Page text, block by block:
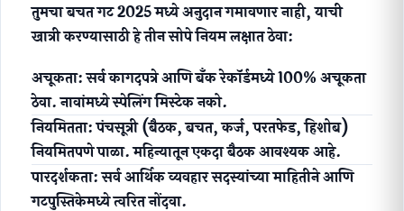
तुमचा बचत गट 2025 मध्ये अनुदान गमावणार नाही, याची
खात्री करण्यासाठी हे तीन सोपे नियम लक्षात ठेवा:
अचूकता:सर्व कागदपत्रे आणि बँक रेकॉर्डमध्ये 100% अचूकता
ठेवा. नावांमध्ये स्पेलिंग मिस्टेक नको.
नियमितता:पंचसूत्री (बैठक, बचत, कर्ज, परतफेड, हिशोब)
नियमितपणे पाळा. महिन्यातून एकदा बैठक आवश्यक आहे.
पारदर्शकता:सर्व आर्थिक व्यवहार सदस्यांच्या माहितीने आणि
गटपुस्तिकेमध्ये त्वरित नोंदवा.